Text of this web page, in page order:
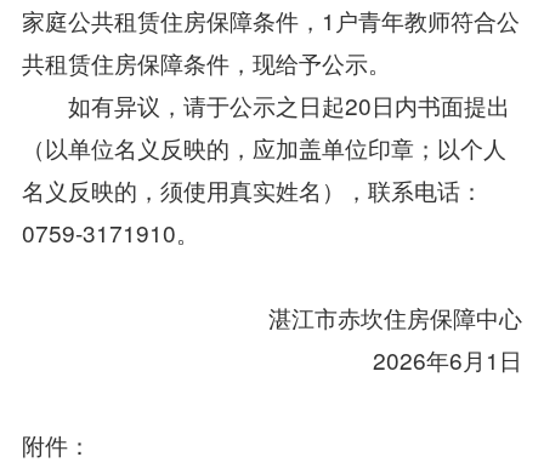
家庭公共租赁住房保障条件，1户青年教师符合公
共租赁住房保障条件，现给予公示。
如有异议，请于公示之日起20日内书面提出
（以单位名义反映的，应加盖单位印章；以个人
名义反映的，须使用真实姓名），联系电话：
0759-3171910。
湛江市赤坎住房保障中心
2026年6月1日
附件：